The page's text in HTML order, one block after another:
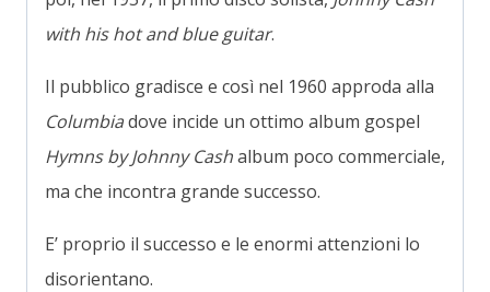
with his hot and blue guitar.
Il pubblico gradisce e così nel 1960 approda alla
Columbiadove incide un ottimo album gospel
Hymns by Johnny Cashalbum poco commerciale,
ma che incontra grande successo.
E’ proprio il successo e le enormi attenzioni lo
disorientano.